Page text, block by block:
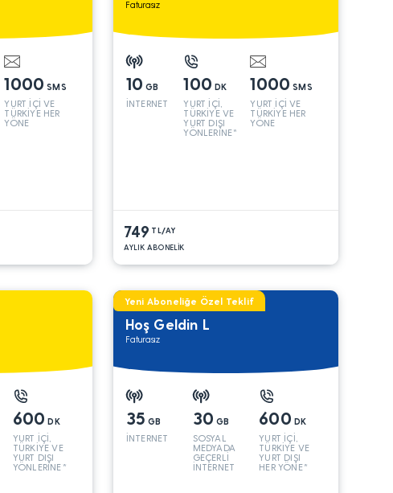
1000 SMS
YURT İÇİ VE
TÜRKİYE HER
YÖNE
Faturasız
10 GB
İNTERNET
100 DK
YURT İÇİ,
TÜRKİYE VE
YURT DIŞI
YÖNLERİNE*
1000 SMS
YURT İÇİ VE
TÜRKİYE HER
YÖNE
749 TL/AY
AYLIK ABONELİK
600 DK
YURT İÇİ,
TÜRKİYE VE
YURT DIŞI
YÖNLERİNE*
Yeni Aboneliğe Özel Teklif
Hoş Geldin L
Faturasız
35 GB
İNTERNET
30 GB
SOSYAL
MEDYADA
GEÇERLİ
İNTERNET
600 DK
YURT İÇİ,
TÜRKİYE VE
YURT DIŞI
HER YÖNE*